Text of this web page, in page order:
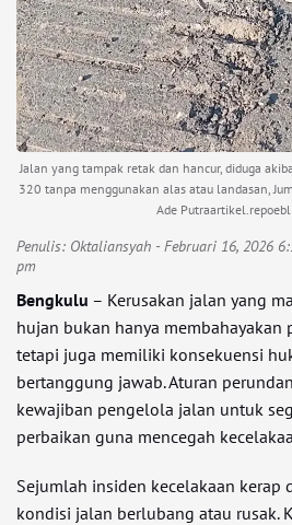
Jalan yang tampak retak dan hancur, diduga
320 tanpa menggunakan alas atau landasan,
Ade
Penulis: Oktaliansyah - Februari 16, 2026
pm
Bengkulu – Kerusakan jalan yang
hujan bukan hanya membahayakan
tetapi juga memiliki konsekuensi
bertanggung jawab. Aturan
kewajiban pengelola jalan untuk
perbaikan guna mencegah
Sejumlah insiden kecelakaan kerap
kondisi jalan berlubang atau rusak.